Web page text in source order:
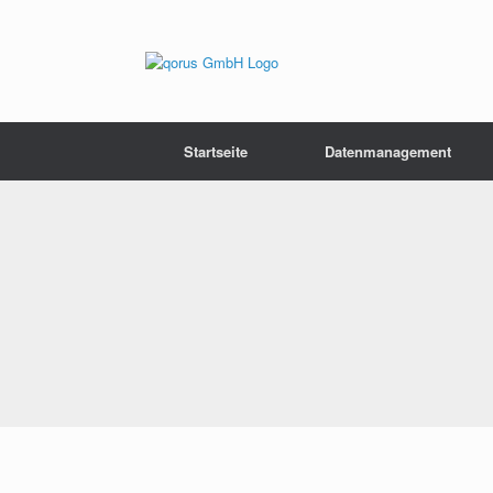
Startseite Datenmanagement